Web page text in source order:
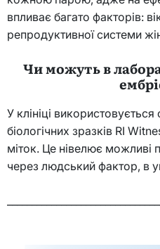
впливає багато факторів:
репродуктивної системи
Чи можуть в
У клініці використовується
біологічних зразків RI
міток. Це нівелює можливі
через людський фактор, в